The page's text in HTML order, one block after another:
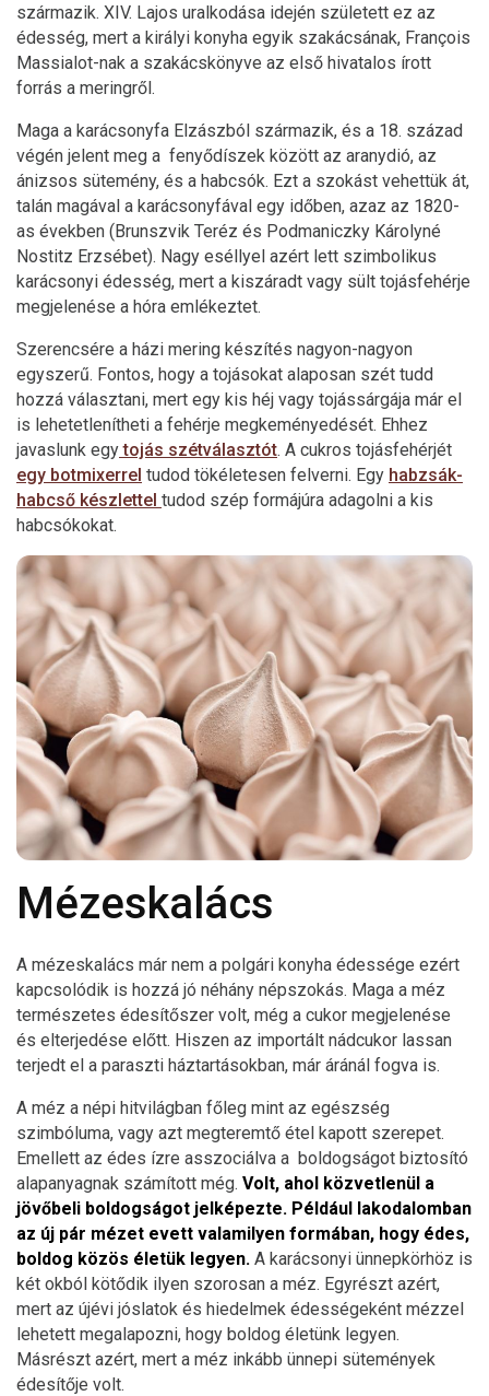
származik. XIV. Lajos uralkodása idején született ez az
édesség, mert a királyi konyha egyik szakácsának, François
Massialot-nak a szakácskönyve az első hivatalos írott
forrás a meringről.
Maga a karácsonyfa Elzászból származik, és a 18. század
végén jelent meg a fenyődíszek között az aranydió, az
ánizsos sütemény, és a habcsók. Ezt a szokást vehettük át,
talán magával a karácsonyfával egy időben, azaz az 1820-
as években (Brunszvik Teréz és Podmaniczky Károlyné
Nostitz Erzsébet). Nagy eséllyel azért lett szimbolikus
karácsonyi édesség, mert a kiszáradt vagy sült tojásfehérje
megjelenése a hóra emlékeztet.
Szerencsére a házi mering készítés nagyon-nagyon
egyszerű. Fontos, hogy a tojásokat alaposan szét tudd
hozzá választani, mert egy kis héj vagy tojássárgája már el
is lehetetlenítheti a fehérje megkeményedését. Ehhez
javaslunk egytojás szétválasztót. A cukros tojásfehérjét
egy botmixerrel tudod tökéletesen felverni. Egy habzsák-
habcső készlettel tudod szép formájúra adagolni a kis
habcsókokat.
Mézeskalács
A mézeskalács már nem a polgári konyha édessége ezért
kapcsolódik is hozzá jó néhány népszokás. Maga a méz
természetes édesítőszer volt, még a cukor megjelenése
és elterjedése előtt. Hiszen az importált nádcukor lassan
terjedt el a paraszti háztartásokban, már áránál fogva is.
A méz a népi hitvilágban főleg mint az egészség
szimbóluma, vagy azt megteremtő étel kapott szerepet.
Emellett az édes ízre asszociálva a boldogságot biztosító
alapanyagnak számított még. Volt, ahol közvetlenül a
jövőbeli boldogságot jelképezte. Például lakodalomban
az új pár mézet evett valamilyen formában, hogy édes,
boldog közös életük legyen. A karácsonyi ünnepkörhöz is
két okból kötődik ilyen szorosan a méz. Egyrészt azért,
mert az újévi jóslatok és hiedelmek édességeként mézzel
lehetett megalapozni, hogy boldog életünk legyen.
Másrészt azért, mert a méz inkább ünnepi sütemények
édesítője volt.